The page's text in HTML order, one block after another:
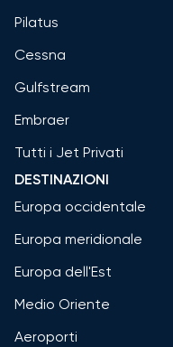
Pilatus
Cessna
Gulfstream
Embraer
Tutti i Jet Privati
DESTINAZIONI
Europa occidentale
Europa meridionale
Europa dell'Est
Medio Oriente
Aeroporti